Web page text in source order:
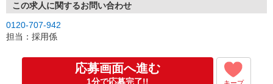
▼Step2 全国にあるお仕事の中から、あなたにピッタリのお仕事を
ご案内
▼Step3 就業前に職場見学で気になる事はしっかりチェック！
応募⇒最短で2日後からの勤務も可能です！
この求人に関するお問い合わせ
0120-707-942
担当：採用係
応募画面へ進む
1分で応募完了!! キープ